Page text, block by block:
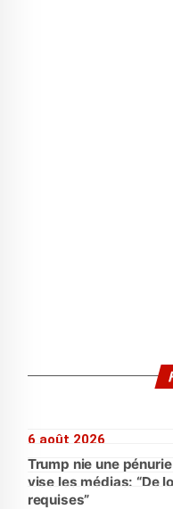
6 août 2026
Trump nie une
vise les médias: “De
requises”